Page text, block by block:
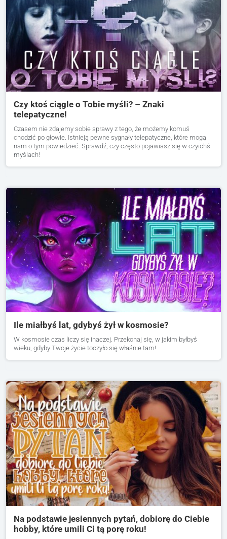
Czy ktoś ciągle o Tobie myśli? – Znaki
telepatyczne!
Czasem nie zdajemy sobie sprawy z tego, że możemy komuś
chodzić po głowie. Istnieją pewne sygnały telepatyczne, które mogą
nam o tym powiedzieć. Sprawdź, czy często pojawiasz się w czyichś
myślach!
Ile miałbyś lat, gdybyś żył w kosmosie?
W kosmosie czas liczy się inaczej. Przekonaj się, w jakim byłbyś
wieku, gdyby Twoje życie toczyło się właśnie tam!
Na podstawie jesiennych pytań, dobiorę do Ciebie
hobby, które umili Ci tą porę roku!